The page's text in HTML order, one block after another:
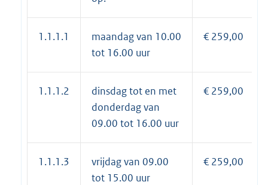
1.1.1.1
maandag van 10.00
tot 16.00 uur
€ 259,00
1.1.1.2
dinsdag tot en met
donderdag van
09.00 tot 16.00 uur
€ 259,00
1.1.1.3
vrijdag van 09.00
tot 15.00 uur
€ 259,00